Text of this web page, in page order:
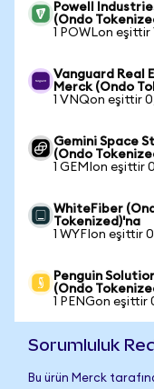
Powell
(Ondo
1 POWLon eşittir
Vanguard Real
Merck (Ondo
1 VNQon eşittir
Gemini Space
(Ondo
1 GEMIon eşittir
WhiteFiber
Tokenized)'na
1 WYFIon eşittir
Penguin
(Ondo
1 PENGon
Sorumluluk
Bu ürün Merck